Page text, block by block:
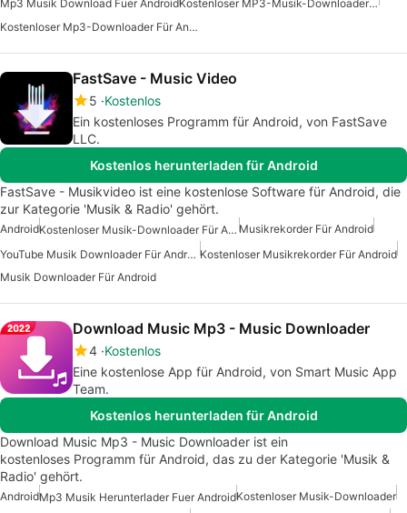
Mp3 Musik Download Fuer Android
Kostenloser MP3-Musik-Downloader Für Android
Kostenloser Mp3-Downloader Für Android
FastSave - Music Video
5 Kostenlos
Ein kostenloses Programm für Android, von FastSave
LLC.
Kostenlos herunterladen für Android
FastSave - Musikvideo ist eine kostenlose Software für Android, die
zur Kategorie 'Musik & Radio' gehört.
Android Kostenloser Musik-Downloader Für Android Musikrekorder Für Android
YouTube Musik Downloader Für Android Kostenloser Musikrekorder Für Android
Musik Downloader Für Android
Download Music Mp3 - Music Downloader
4 Kostenlos
Eine kostenlose App für Android, von Smart Music App
Team.
Kostenlos herunterladen für Android
Download Music Mp3 - Music Downloader ist ein
kostenloses Programm für Android, das zu der Kategorie 'Musik &
Radio' gehört.
AndroidMp3 Musik Herunterlader Fuer AndroidKostenloser Musik-Downloader